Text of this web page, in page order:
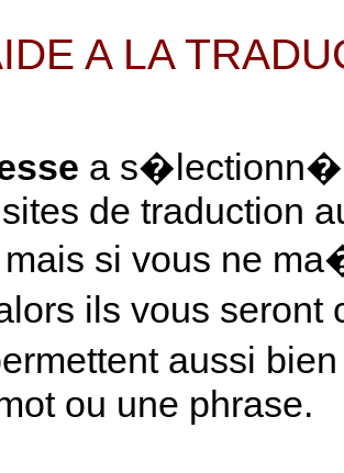
A LA
a s�lectionn�
de traduction
mais si vous ne
ils vous
aussi
ou une phrase.